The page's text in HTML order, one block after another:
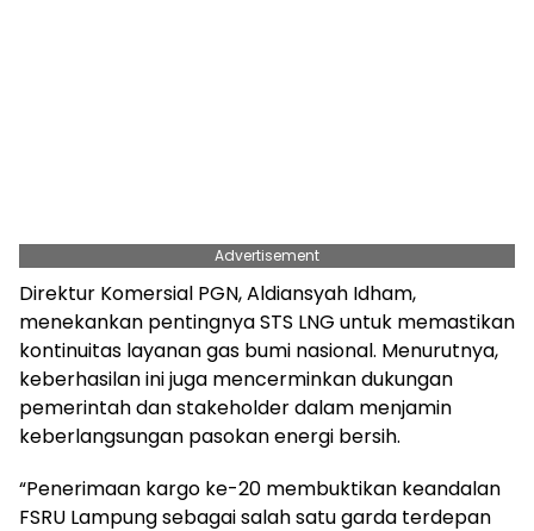
Advertisement
Direktur Komersial PGN, Aldiansyah Idham,
menekankan pentingnya STS LNG untuk memastikan
kontinuitas layanan gas bumi nasional. Menurutnya,
keberhasilan ini juga mencerminkan dukungan
pemerintah dan stakeholder dalam menjamin
keberlangsungan pasokan energi bersih.
“Penerimaan kargo ke-20 membuktikan keandalan
FSRU Lampung sebagai salah satu garda terdepan